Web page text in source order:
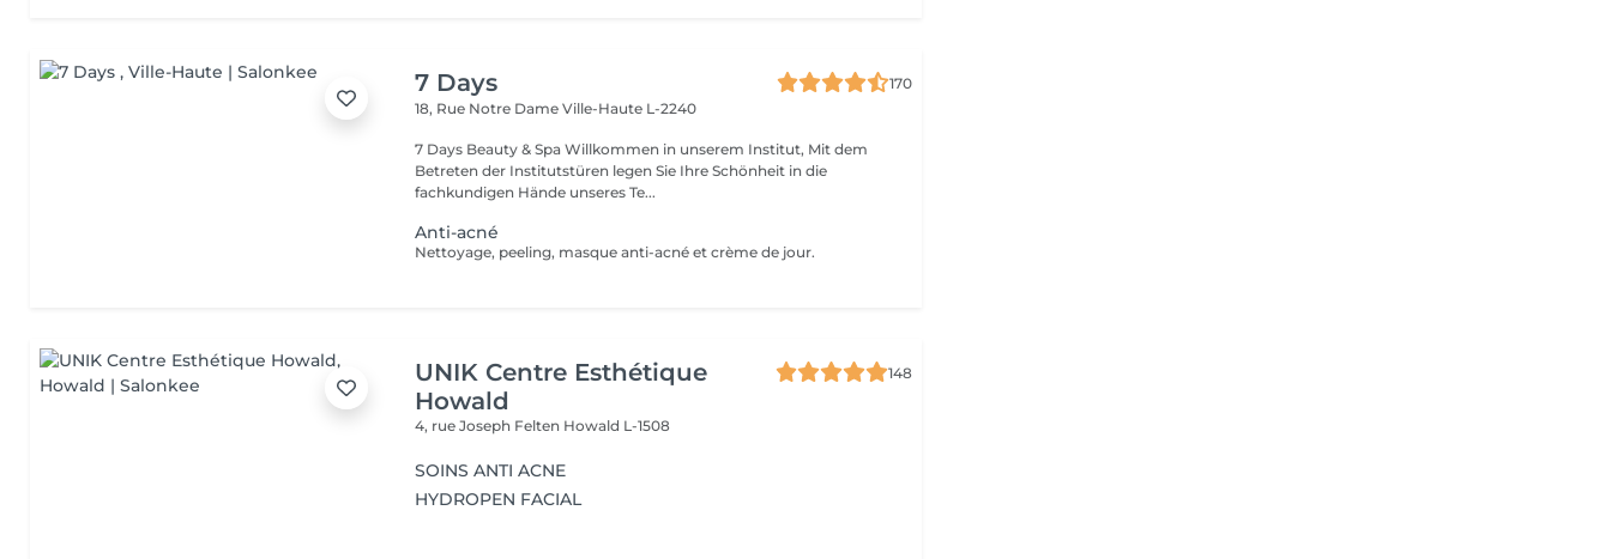
7 Days
170
18, Rue Notre DameVille-Haute L-2240
7 Days Beauty & Spa Willkommen in unserem Institut, Mit dem
Betreten der Institutstüren legen Sie Ihre Schönheit in die
fachkundigen Hände unseres Te...
Anti-acné
Nettoyage, peeling, masque anti-acné et crème de jour.
UNIK Centre Esthétique
Howald
148
4, rue Joseph Felten Howald L-1508
SOINS ANTI ACNE
HYDROPEN FACIAL